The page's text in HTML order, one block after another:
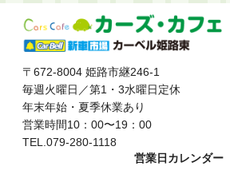
〒672-8004 姫路市継246-1
毎週火曜日／第1・3水曜日定休
年末年始・夏季休業あり
営業時間10：00〜19：00
TEL.079-280-1118
営業日カレンダー